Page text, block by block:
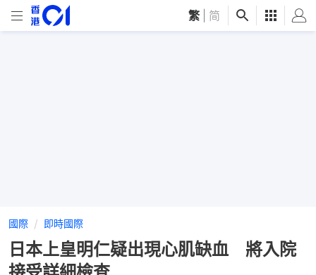
繁 简
國際 即時國際
日本上皇明仁疑出現心肌缺血 將入院